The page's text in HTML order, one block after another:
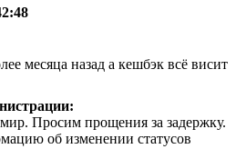
месяца назад а кешбэк всё висит
Просим прощения за задержку.
об изменении статусов